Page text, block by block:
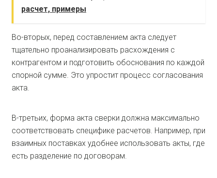
расчет, примеры
Во-вторых, перед составлением акта следует
тщательно проанализировать расхождения с
контрагентом и подготовить обоснования по каждой
спорной сумме. Это упростит процесс согласования
акта.
В-третьих, форма акта сверки должна максимально
соответствовать специфике расчетов. Например, при
взаимных поставках удобнее использовать акты, где
есть разделение по договорам.